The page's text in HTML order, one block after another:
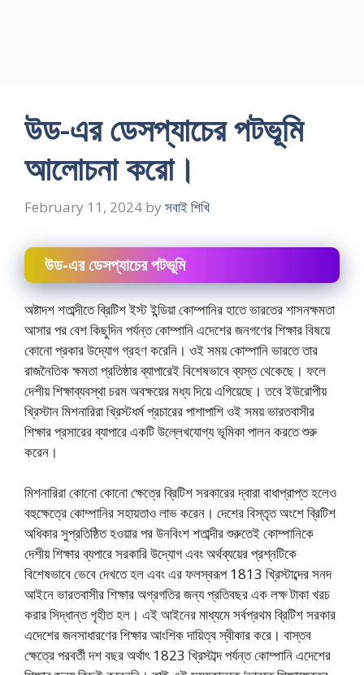
উড-এর ডেসপ্যাচের পটভূমি
আলােচনা করাে।
February 11, 2024 by সবাই শিখি
উড-এর ডেসপ্যাচের পটভূমি
অষ্টাদশ শতাব্দীতে ব্রিটিশ ইস্ট ইন্ডিয়া কোম্পানির হাতে ভারতের শাসনক্ষমতা
আসার পর বেশ কিছুদিন পর্যন্ত কোম্পানি এদেশের জনগণের শিক্ষার বিষয়ে
কোনাে প্রকার উদ্যোগ গ্রহণ করেনি। ওই সময় কোম্পানি ভারতে তার
রাজনৈতিক ক্ষমতা প্রতিষ্ঠার ব্যাপারেই বিশেষভাবে ব্যস্ত থেকেছে। ফলে
দেশীয় শিক্ষাব্যবস্থা চরম অবক্ষয়ের মধ্য দিয়ে এগিয়েছে। তবে ইউরােপীয়
খ্রিস্টান মিশনারিরা খ্রিস্টধর্ম প্রচারের পাশাপাশি ওই সময় ভারতবাসীর
শিক্ষার প্রসারের ব্যাপারে একটি উল্লেখযােগ্য ভূমিকা পালন করতে শুরু
করেন।
মিশনারিরা কোনাে কোনাে ক্ষেত্রে ব্রিটিশ সরকারের দ্বারা বাধাপ্রাপ্ত হলেও
বহুক্ষেত্রে কোম্পানির সহায়তাও লাভ করেন। দেশের বিস্তৃত অংশে ব্রিটিশ
অধিকার সুপ্রতিষ্ঠিত হওয়ার পর উনবিংশ শতাব্দীর শুরুতেই কোম্পানিকে
দেশীয় শিক্ষার ব্যপারে সরকারি উদ্যোগ এবং অর্থব্যয়ের প্রশ্নটিকে
বিশেষভাবে ভেবে দেখতে হল এবং এর ফলস্বরূপ 1813 খ্রিস্টাব্দের সনদ
আইনে ভারতবাসীর শিক্ষার অগ্রগতির জন্য প্রতিবছর এক লক্ষ টাকা খরচ
করার সিদ্ধান্ত গৃহীত হল। এই আইনের মাধ্যমে সর্বপ্রথম ব্রিটিশ সরকার
এদেশের জনসাধারণের শিক্ষার আংশিক দায়িত্ব স্বীকার করে। বাস্তব
ক্ষেত্রে পরবর্তী দশ বছর অর্থাৎ 1823 খ্রিস্টাব্দ পর্যন্ত কোম্পানি এদেশের